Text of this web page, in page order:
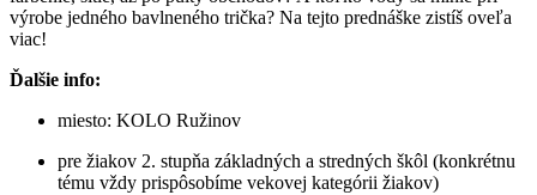
výrobe jedného bavlneného trička? Na tejto prednáške zistíš oveľa
viac!
Ďalšie info:
miesto: KOLO Ružinov
pre žiakov 2. stupňa základných a stredných škôl (konkrétnu
tému vždy prispôsobíme vekovej kategórii žiakov)